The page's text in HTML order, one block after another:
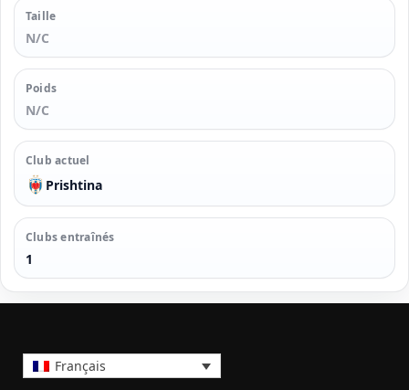
Taille
N/C
Poids
N/C
Club actuel
Prishtina
Clubs entraînés
1
Français